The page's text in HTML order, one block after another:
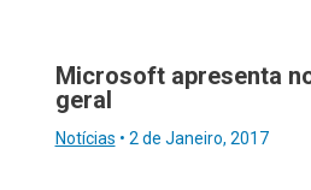
Microsoft apresenta
geral
Notícias • 2 de Janeiro, 2017